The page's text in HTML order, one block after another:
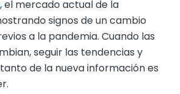
, el mercado actual de la
signos de un cambio
a la pandemia. Cuando las
seguir las tendencias y
de la nueva información es